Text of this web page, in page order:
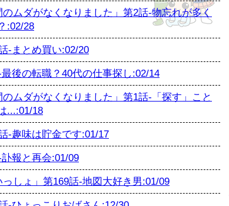
ムダがなくなりました」第2話-物忘れが多く
:02/28
-まとめ買い:02/20
後の転職？40代の仕事探し:02/14
ムダがなくなりました」第1話-「探す」こと
...:01/18
-趣味は貯金です:01/17
報と再会:01/09
しょ」第169話-地図大好き男:01/09